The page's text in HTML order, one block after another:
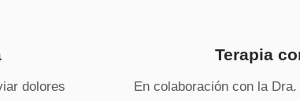
dolores
Terapia
En colaboración con la